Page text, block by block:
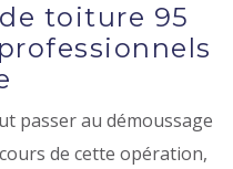
toiture 95
passer au démoussage
de cette opération,